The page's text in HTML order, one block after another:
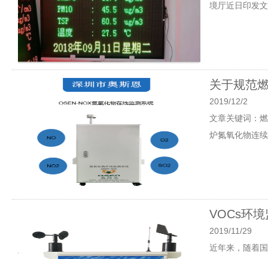
境厅近日印发
关于规范
2019/12/2
文章关键词：
炉氮氧化物连
VOCs环
2019/11/29
近年来，随着